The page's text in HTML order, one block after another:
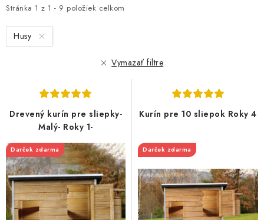
i
s
p
u
t
o
v
Stránka 1 z 1 - 9 položiek celkom
e
n
i
o
u
k
t
o
v
Husy
Vymazať filtre
Drevený kurín pre sliepky-
Malý- Roky 1-
Darček zdarma
Kurín pre 10 sliepok Roky 4
Darček zdarma